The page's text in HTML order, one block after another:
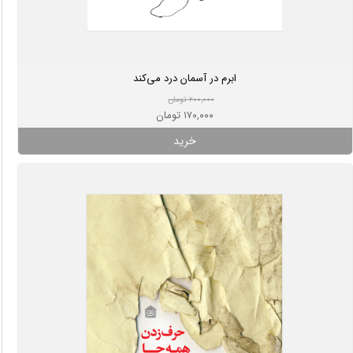
ابرم در آسمان درد می‌کند
۲۰۰,۰۰۰ تومان
۱۷۰,۰۰۰ تومان
خرید